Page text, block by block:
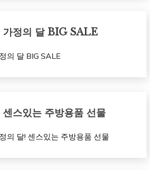
가정의 달 BIG SALE
센스있는 주방용품 선물